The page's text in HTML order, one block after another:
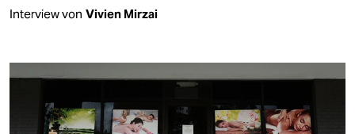
Interview von Vivien Mirzai